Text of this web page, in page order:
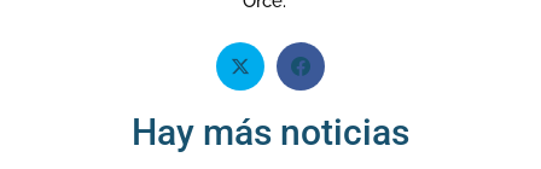
Hay más noticias